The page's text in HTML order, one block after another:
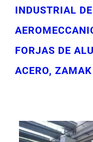
INDUSTRIAL
FORJAS DE
ACERO,